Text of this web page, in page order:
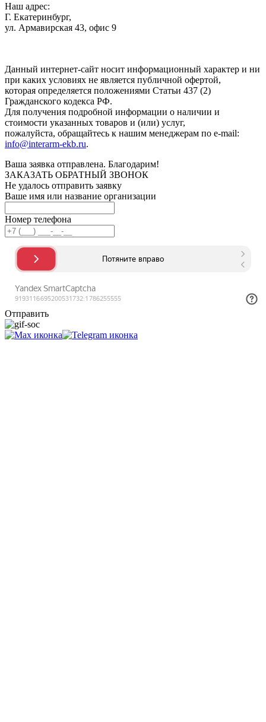
Наш адрес:
Г. Екатеринбург,
ул. Армавирская 43, офис 9
Данный интернет-сайт носит информационный характер и ни
при каких условиях не является публичной офертой,
которая определяется положениями Статьи 437 (2)
Гражданского кодекса РФ.
Для получения подробной информации о наличии и
стоимости указанных товаров и (или) услуг,
пожалуйста, обращайтесь к нашим менеджерам по e-mail:
info@interarm-ekb.ru.
Ваша заявка отправлена. Благодарим!
ЗАКАЗАТЬ ОБРАТНЫЙ ЗВОНОК
Не удалось отправить заявку
Ваше имя или название организации
Номер телефона
Отправить